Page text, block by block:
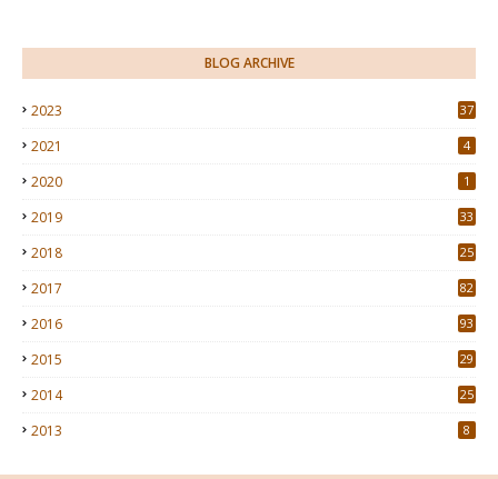
BLOG ARCHIVE
2023 37
2021 4
2020 1
2019 33
2018 25
2017 82
2016 93
2015
29
2014 25
2013 8